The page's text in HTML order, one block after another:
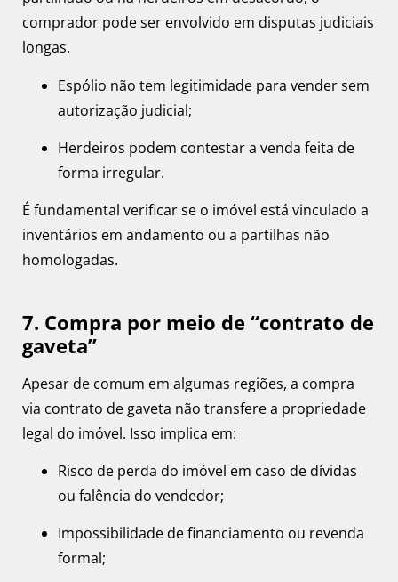
comprador pode ser envolvido em disputas judiciais
longas.
Espólio não tem legitimidade para vender sem
autorização judicial;
Herdeiros podem contestar a venda feita de
forma irregular.
É fundamental verificar se o imóvel está vinculado a
inventários em andamento ou a partilhas não
homologadas.
7. Compra por meio de “contrato de
gaveta”
Apesar de comum em algumas regiões, a compra
via contrato de gaveta não transfere a propriedade
legal do imóvel. Isso implica em:
Risco de perda do imóvel em caso de dívidas
ou falência do vendedor;
Impossibilidade de financiamento ou revenda
formal;